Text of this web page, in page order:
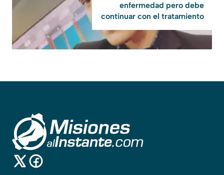
enfermedad pero debe
continuar con el tratamiento